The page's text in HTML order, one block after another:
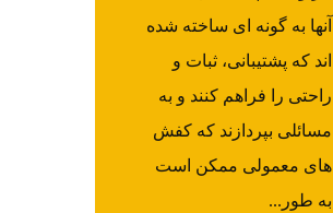
آنها به گونه ای ساخته شده
اند که پشتیبانی، ثبات و
راحتی را فراهم کنند و به
مسائلی بپردازند که کفش
های معمولی ممکن است
به طور...